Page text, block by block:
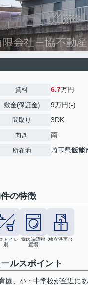
賃料 6.7万円
敷金(保証金) 9万円(-)
間取り 3DK
向き 南
所在地 埼玉県飯能
の特徴
トイレ
別
室内洗濯機
置場
独立洗面台
ルスポイント
園、小・中学校が至近に